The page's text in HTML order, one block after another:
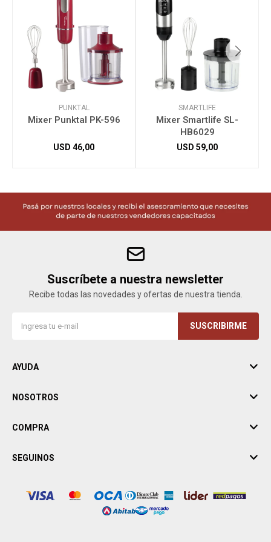
PUNKTAL
Mixer Punktal PK-596
USD 46,00
SMARTLIFE
Mixer Smartlife SL-
HB6029
USD 59,00
Suscríbete a nuestra newsletter
Recibe todas las novedades y ofertas de nuestra tienda.
SUSCRIBIRME
AYUDA
NOSOTROS
COMPRA
SEGUINOS